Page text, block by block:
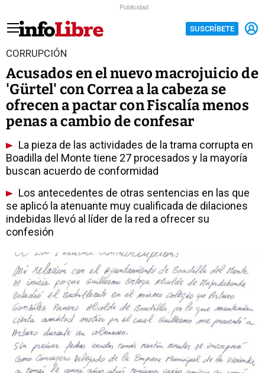
Publicidad
SUSCRÍBETE
CORRUPCIÓN
Acusados en el nuevo macrojuicio de
'Gürtel' con Correa a la cabeza se
ofrecen a pactar con Fiscalía menos
penas a cambio de confesar
La pieza de las actividades de la trama corrupta en
Boadilla del Monte tiene 27 procesados y la mayoría
buscan acuerdo de conformidad
Los antecedentes de otras sentencias en las que
se aplicó la atenuante muy cualificada de dilaciones
indebidas llevó al líder de la red a ofrecer su
confesión